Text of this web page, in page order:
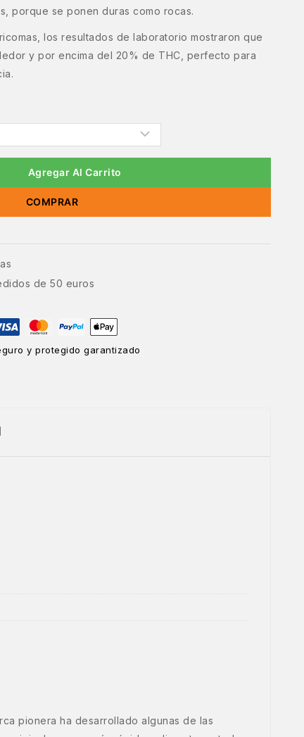
porque se ponen duras como rocas.
los resultados de laboratorio mostraron que
y por encima del 20% de THC, perfecto para
Agregar Al Carrito
COMPRAR
de 50 euros
y protegido garantizado
pionera ha desarrollado algunas de las